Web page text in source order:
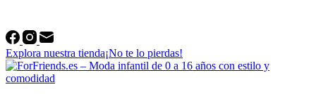
Explora nuestra tienda¡No te lo pierdas!